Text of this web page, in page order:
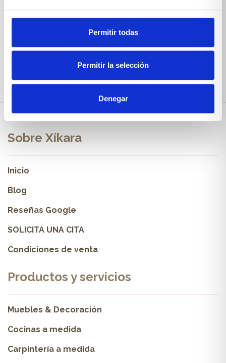
Permitir todas
Permitir la selección
Denegar
Sobre Xíkara
Inicio
Blog
Reseñas Google
SOLICITA UNA CITA
Condiciones de venta
Productos y servicios
Muebles & Decoración
Cocinas a medida
Carpintería a medida